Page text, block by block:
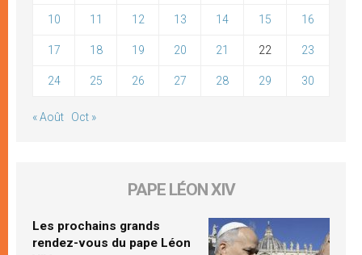
10 11 12 13 14 15 16
17 18 19 20 21 22 23
24 25 26 27 28 29 30
« Août Oct »
PAPE LÉON XIV
Les prochains grands
rendez-vous du pape Léon